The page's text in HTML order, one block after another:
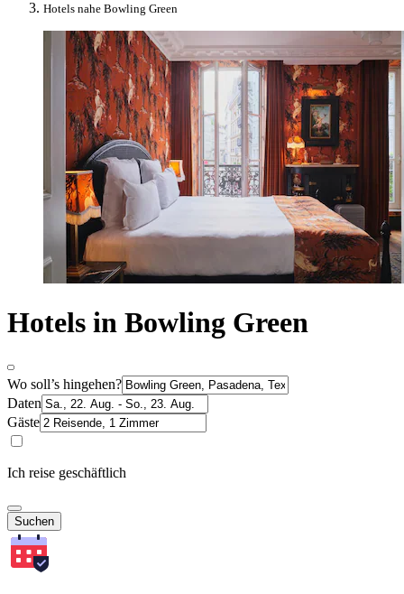
Hotels nahe Bowling Green
Hotels in Bowling Green
Wo soll’s hingehen?
Daten
Gäste
Ich reise geschäftlich
Suchen